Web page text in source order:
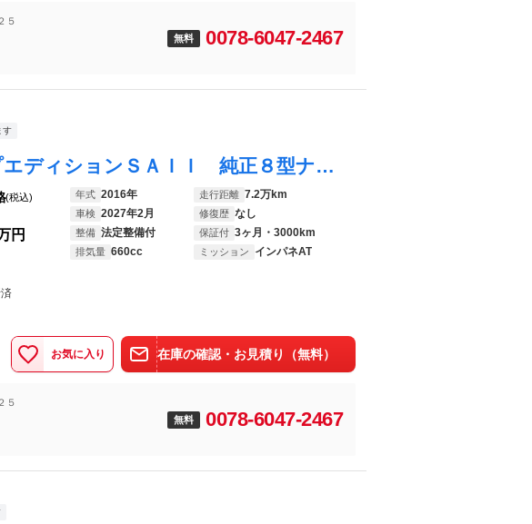
５
無料 0078-6047-2467
す
タント カスタムＲＳ トップエディションＳＡＩＩ 純正８型ナビ 両側電動ドア バックカメラ 衝突被害軽減システム 禁煙車 ハーフレザーシート ドラレコ スマートキー ＬＥＤヘッド ＥＴＣ 純正１５インチアルミ オートライト オートエアコン
(税込)
円
年式 2016年 走行距離 7.2万km
車検 2027年2月 修復歴 なし
整備 法定整備付 保証付 3ヶ月・3000km
排気量 660cc ミッション インパネAT
お気に入り 在庫の確認・お見積り（無料）
５
無料 0078-6047-2467